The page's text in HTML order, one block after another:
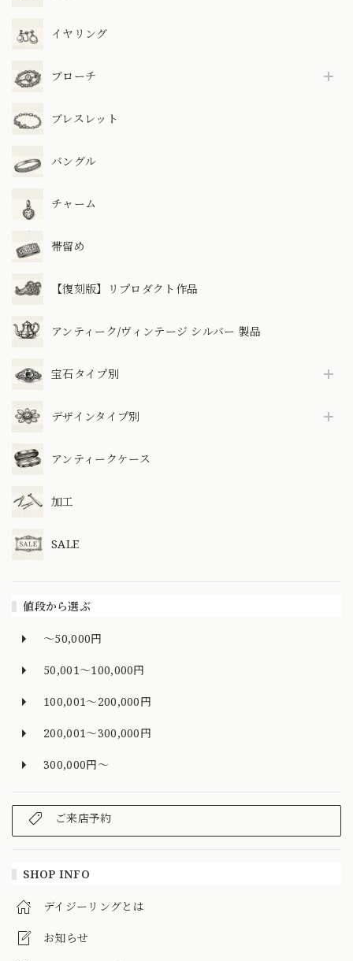
イヤリング
ブローチ
ブレスレット
バングル
チャーム
帯留め
【復刻版】リプロダクト作品
アンティーク/ヴィンテージ シルバー 製品
宝石タイプ別
デザインタイプ別
アンティークケース
加工
SALE
値段から選ぶ
～50,000円
50,001～100,000円
100,001～200,000円
200,001～300,000円
300,000円～
ご来店予約
SHOP INFO
デイジーリングとは
お知らせ